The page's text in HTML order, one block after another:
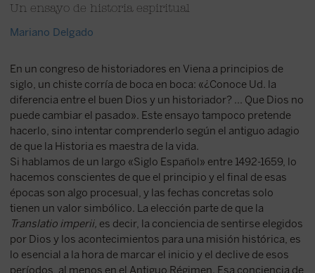
Un ensayo de historia espiritual
Mariano Delgado
En un congreso de historiadores en Viena a principios de
siglo, un chiste corría de boca en boca: «¿Conoce Ud. la
diferencia entre el buen Dios y un historiador? ... Que Dios no
puede cambiar el pasado». Este ensayo tampoco pretende
hacerlo, sino intentar comprenderlo según el antiguo adagio
de que la Historia es maestra de la vida.
Si hablamos de un largo «Siglo Español» entre 1492-1659, lo
hacemos conscientes de que el principio y el final de esas
épocas son algo procesual, y las fechas concretas solo
tienen un valor simbólico. La elección parte de que la
Translatio imperii, es decir, la conciencia de sentirse elegidos
por Dios y los acontecimientos para una misión histórica, es
lo esencial a la hora de marcar el inicio y el declive de esos
períodos, al menos en el Antiguo Régimen. Esa conciencia de